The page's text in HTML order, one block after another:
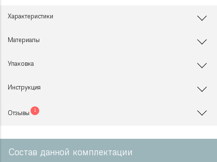
Характеристики
Материалы
Упаковка
Инструкция
Отзывы 1
Состав данной комплектации